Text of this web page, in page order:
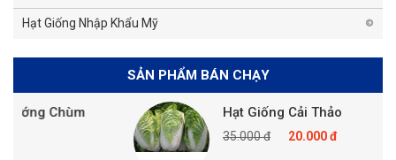
Hạt Giống Nhập Khẩu Mỹ
SẢN PHẨM BÁN CHẠY
Chùm Hạt Giống Cải Thảo
35.000 đ 20.000 đ